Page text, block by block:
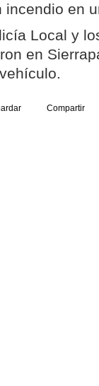
incendio en
Local y
en
Compartir